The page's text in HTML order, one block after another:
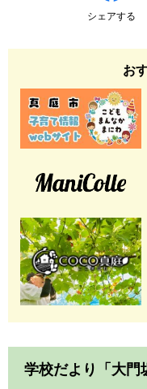
シェアする
お
学校だより「大門